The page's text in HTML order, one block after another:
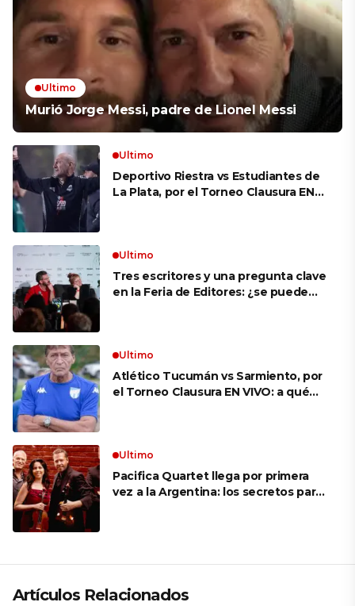
Ultimo
Murió Jorge Messi, padre de Lionel Messi
Ultimo
Deportivo Riestra vs Estudiantes de
La Plata, por el Torneo Clausura EN
Ultimo
Tres escritores y una pregunta clave
en la Feria de Editores: ¿se puede
Ultimo
Atlético Tucumán vs Sarmiento, por
el Torneo Clausura EN VIVO: a qué
Ultimo
Pacifica Quartet llega por primera
vez a la Argentina: los secretos para
Artículos Relacionados